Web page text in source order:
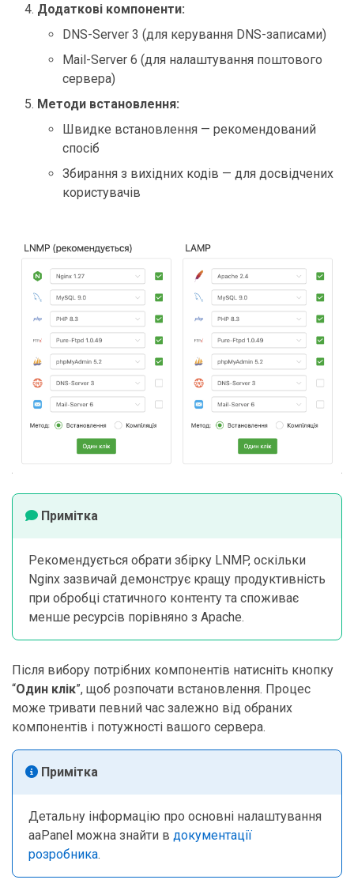
Додаткові компоненти:
DNS-Server 3 (для керування DNS-записами)
Mail-Server 6 (для налаштування поштового
сервера)
Методи встановлення:
Швидке встановлення — рекомендований
спосіб
Збирання з вихідних кодів — для досвідчених
користувачів
Примітка
Рекомендується обрати збірку LNMP, оскільки
Nginx зазвичай демонструє кращу продуктивність
при обробці статичного контенту та споживає
менше ресурсів порівняно з Apache.
Після вибору потрібних компонентів натисніть кнопку
“Один клік”, щоб розпочати встановлення. Процес
може тривати певний час залежно від обраних
компонентів і потужності вашого сервера.
Примітка
Детальну інформацію про основні налаштування
aaPanel можна знайти в документації
розробника.